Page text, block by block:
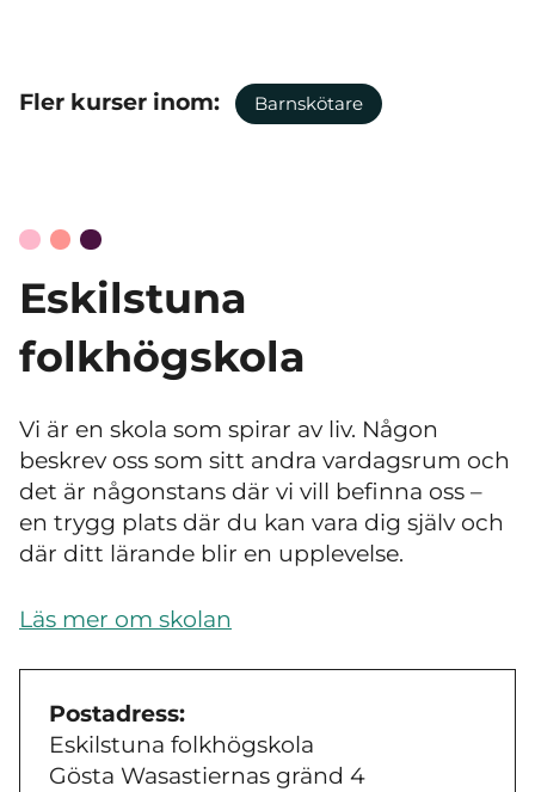
Fler kurser inom: Barnskötare
Eskilstuna
folkhögskola
Vi är en skola som spirar av liv. Någon
beskrev oss som sitt andra vardagsrum och
det är någonstans där vi vill befinna oss –
en trygg plats där du kan vara dig själv och
där ditt lärande blir en upplevelse.
Läs mer om skolan
Postadress:
Eskilstuna folkhögskola
Gösta Wasastiernas gränd 4